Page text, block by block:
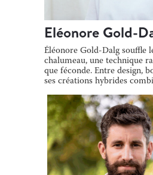
Eléonore Gold-
Éléonore Gold-Dalg souffle
chalumeau, une technique
que féconde. Entre design,
ses créations hybrides